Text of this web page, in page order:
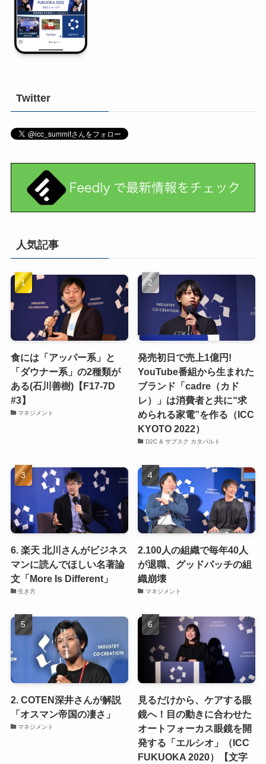
Twitter
人気記事
食には「アッパー系」と
「ダウナー系」の2種類が
ある(石川善樹)【F17-7D
#3】
マネジメント
発売初日で売上1億円!
YouTube番組から生まれた
ブランド「cadre（カド
レ）」は消費者と共に“求
められる家電”を作る（ICC
KYOTO 2022）
D2C & サブスク カタパルト
6. 楽天 北川さんがビジネス
マンに読んでほしい名著論
文「More Is Different」
生き方
2.100人の組織で毎年40人
が退職、グッドパッチの組
織崩壊
マネジメント
2. COTEN深井さんが解説
「オスマン帝国の凄さ」
マネジメント
見るだけから、ケアする眼
鏡へ！目の動きに合わせた
オートフォーカス眼鏡を開
発する「エルシオ」（ICC
FUKUOKA 2020）【文字